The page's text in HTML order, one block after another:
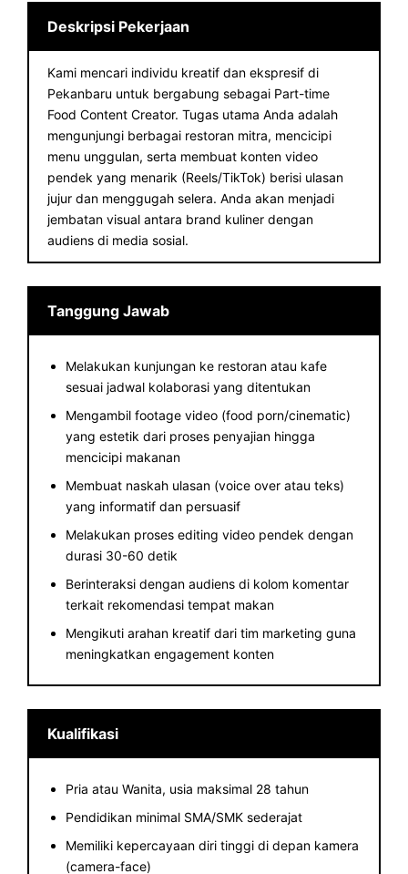
Deskripsi Pekerjaan
Kami mencari individu kreatif dan ekspresif di
Pekanbaru untuk bergabung sebagai Part-time
Food Content Creator. Tugas utama Anda adalah
mengunjungi berbagai restoran mitra, mencicipi
menu unggulan, serta membuat konten video
pendek yang menarik (Reels/TikTok) berisi ulasan
jujur dan menggugah selera. Anda akan menjadi
jembatan visual antara brand kuliner dengan
audiens di media sosial.
Tanggung Jawab
Melakukan kunjungan ke restoran atau kafe
sesuai jadwal kolaborasi yang ditentukan
Mengambil footage video (food porn/cinematic)
yang estetik dari proses penyajian hingga
mencicipi makanan
Membuat naskah ulasan (voice over atau teks)
yang informatif dan persuasif
Melakukan proses editing video pendek dengan
durasi 30-60 detik
Berinteraksi dengan audiens di kolom komentar
terkait rekomendasi tempat makan
Mengikuti arahan kreatif dari tim marketing guna
meningkatkan engagement konten
Kualifikasi
Pria atau Wanita, usia maksimal 28 tahun
Pendidikan minimal SMA/SMK sederajat
Memiliki kepercayaan diri tinggi di depan kamera
(camera-face)